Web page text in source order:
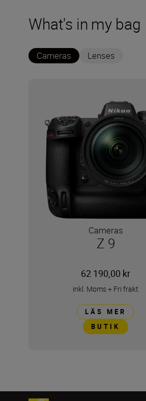
What's in my bag
Cameras Lenses
Cameras
Z 9
62 190,00 kr
inkl. Moms+ Fri frakt
LÄS MER
BUTIK